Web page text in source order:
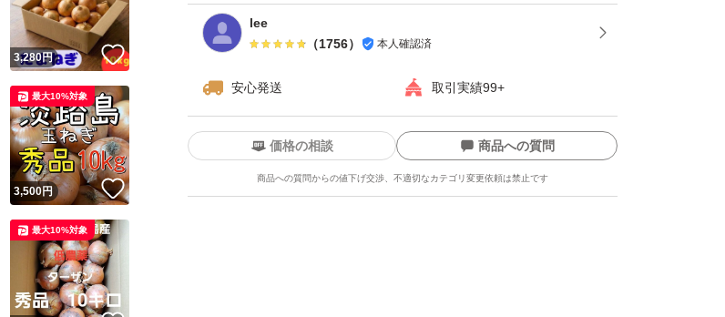
・品質：細心の注意を払って検品・梱包いたしますが、生ものに
つき輸送中に予期せぬ傷みが生じる場合がございます。万が一、
い。
出して状態をご確認ください。
★美味しく食べるコツ
lee
（1756） 本人確認済
安心発送 取引実績99+
価格の相談 商品への質問
商品への質問からの値下げ交渉、不適切なカテゴリ変更依頼は禁止です
いね！
3,280円 いいね！
いいね！
3,500円 いいね！
最大10%対象
最大10%対象